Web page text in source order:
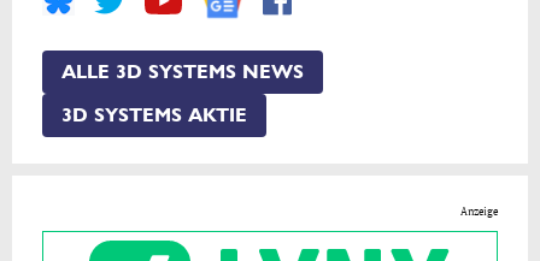
ALLE 3D SYSTEMS NEWS
3D SYSTEMS AKTIE
Anzeige